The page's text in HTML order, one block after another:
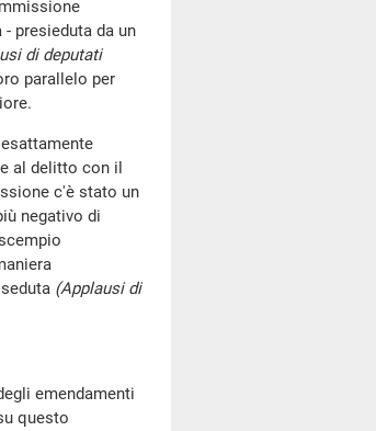
presieduta da un
di deputati
parallelo per
al delitto con il
c'è stato un
negativo di
(Applausi di
emendamenti
questo